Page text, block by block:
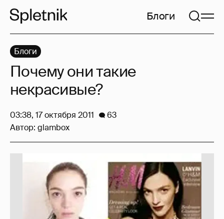
Блоги
Блоги
Почему они такие
некрасивые?
03:38, 17 октября 2011
63
Автор: glambox